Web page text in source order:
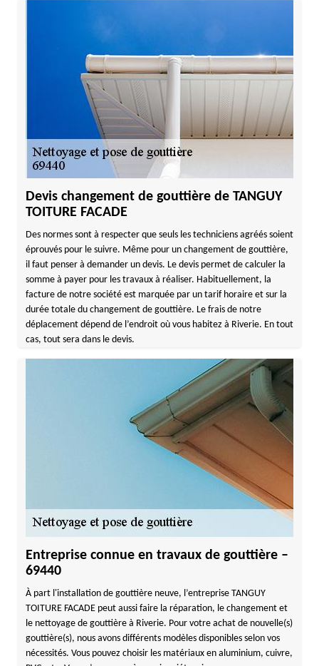
Devis changement de gouttière de TANGUY
TOITURE FACADE
Des normes sont à respecter que seuls les techniciens agréés soient
éprouvés pour le suivre. Même pour un changement de gouttière,
il faut penser à demander un devis. Le devis permet de calculer la
somme à payer pour les travaux à réaliser. Habituellement, la
facture de notre société est marquée par un tarif horaire et sur la
durée totale du changement de gouttière. Le frais de notre
déplacement dépend de l’endroit où vous habitez à Riverie. En tout
cas, tout sera dans le devis.
Entreprise connue en travaux de gouttière –
69440
À part l'installation de gouttière neuve, l’entreprise TANGUY
TOITURE FACADE peut aussi faire la réparation, le changement et
le nettoyage de gouttière à Riverie. Pour votre achat de nouvelle(s)
gouttière(s), nous avons différents modèles disponibles selon vos
nécessités. Vous pouvez choisir les matériaux en aluminium, cuivre,